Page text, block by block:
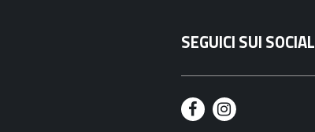
SEGUICI SUI SOCIAL
F
I